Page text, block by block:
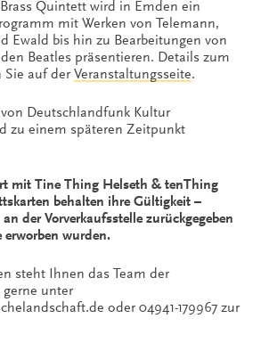
Quintett wird in Emden ein
mit Werken von Telemann,
Ewald bis hin zu Bearbeitungen von
Beatles präsentieren. Details zum
Sie auf derVeranstaltungsseite.
Deutschlandfunk Kultur
zu einem späteren Zeitpunkt
mit Tine Thing Helseth & tenThing
behalten ihre Gültigkeit –
der Vorverkaufsstelle zurückgegeben
erworben wurden.
steht Ihnen das Team der
gerne unter
oder 04941-179967 zur